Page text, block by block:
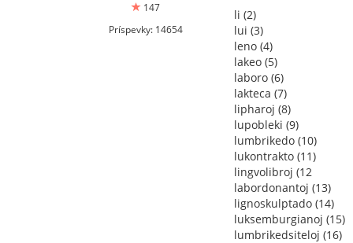
147
Príspevky: 14654
li (2)
lui (3)
leno (4)
lakeo (5)
laboro (6)
lakteca (7)
lipharoj (8)
lupobleki (9)
lumbrikedo (10)
lukontrakto (11)
lingvolibroj (12
labordonantoj (13)
lignoskulptado (14)
luksemburgianoj (15)
lumbrikedsiteloj (16)